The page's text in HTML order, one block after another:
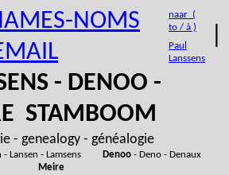
NOMS
naar (
to / à )
Paul
Lanssens
- DENOO -
STAMBOOM
- genealogy - généalogie
- Lansen - Lamsens Denoo- Deno - Denaux
Meire